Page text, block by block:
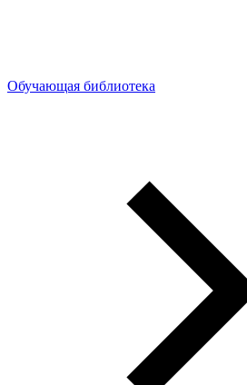
Обучающая библиотека